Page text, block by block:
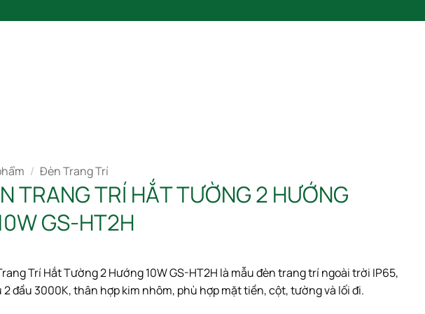
/ Đèn Trang Trí
TRANG TRÍ HẮT TƯỜNG 2 HƯỚNG
GS-HT2H
Trí Hắt Tường 2 Hướng 10W GS-HT2H là mẫu đèn trang trí ngoài trời IP65,
đầu 3000K, thân hợp kim nhôm, phù hợp mặt tiền, cột, tường và lối đi.